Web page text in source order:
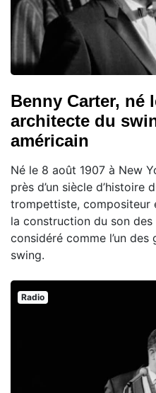
Benny Carter, né
architecte du
américain
Né le 8 août 1907 à New
près d’un siècle d’histoire
trompettiste, compositeur
la construction du son
considéré comme l’un des
swing.
Radio